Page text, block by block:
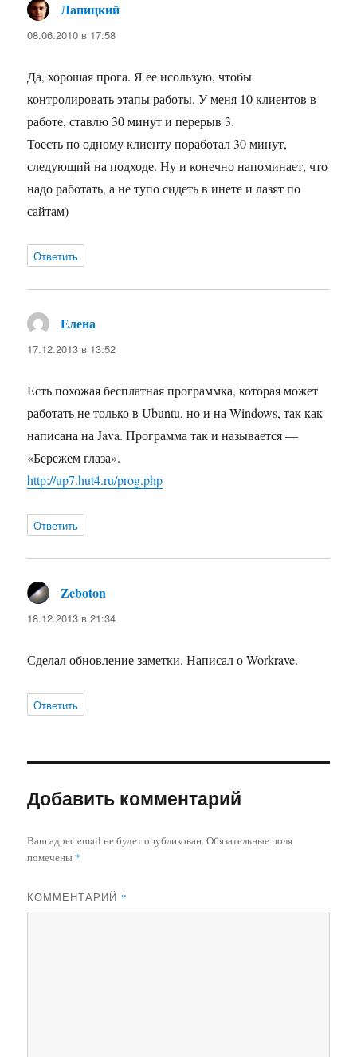
Лапицкий
08.06.2010 в 17:58
Да, хорошая прога. Я ее исользую, чтобы
контролировать этапы работы. У меня 10 клиентов в
работе, ставлю 30 минут и перерыв 3.
Тоесть по одному клиенту поработал 30 минут,
следующий на подходе. Ну и конечно напоминает, что
надо работать, а не тупо сидеть в инете и лазят по
сайтам)
Ответить
Елена
17.12.2013 в 13:52
Есть похожая бесплатная программка, которая может
работать не только в Ubuntu, но и на Windows, так как
написана на Java. Программа так и называется —
«Бережем глаза».
http://up7.hut4.ru/prog.php
Ответить
Zeboton
18.12.2013 в 21:34
Сделал обновление заметки. Написал о Workrave.
Ответить
Добавить комментарий
Ваш адрес email не будет опубликован.Обязательные поля
помечены *
КОММЕНТАРИЙ *